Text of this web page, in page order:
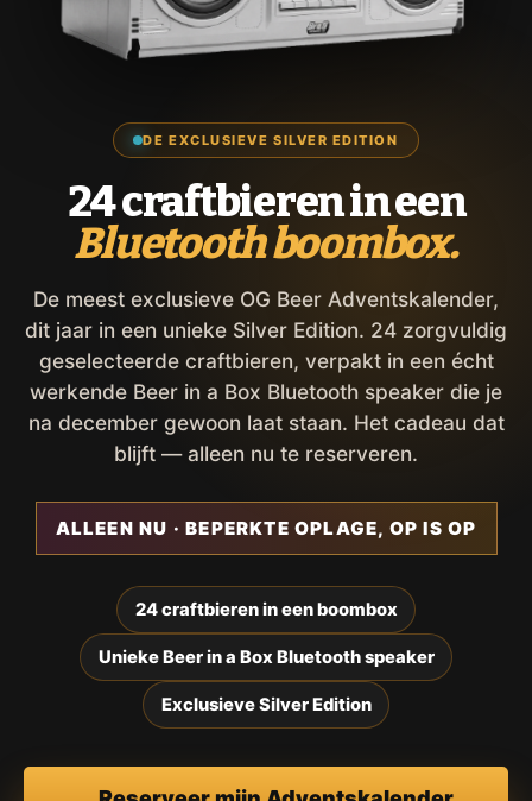
DE EXCLUSIEVE SILVER EDITION
24 craftbieren in een
Bluetooth boombox.
De meest exclusieve OG Beer Adventskalender,
dit jaar in een unieke Silver Edition. 24 zorgvuldig
geselecteerde craftbieren, verpakt in een écht
werkende Beer in a Box Bluetooth speaker die je
na december gewoon laat staan. Het cadeau dat
blijft — alleen nu te reserveren.
ALLEEN NU · BEPERKTE OPLAGE, OP IS OP
24 craftbieren in een boombox
Unieke Beer in a Box Bluetooth speaker
Exclusieve Silver Edition